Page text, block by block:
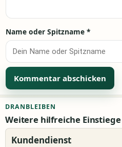
Name oder Spitzname *
DRANBLEIBEN
Weitere hilfreiche Einstiege
Kundendienst